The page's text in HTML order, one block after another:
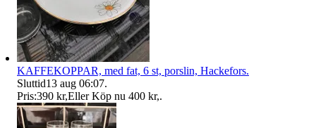
KAFFEKOPPAR, med fat, 6 st, porslin, Hackefors.
Sluttid13 aug 06:07.
Pris:390 kr,Eller Köp nu 400 kr,.